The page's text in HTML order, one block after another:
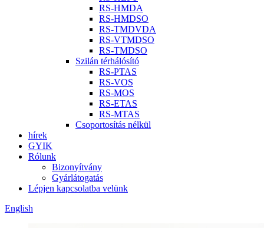
RS-HMDA
RS-HMDSO
RS-TMDVDA
RS-VTMDSO
RS-TMDSO
Szilán térhálósító
RS-PTAS
RS-VOS
RS-MOS
RS-ETAS
RS-MTAS
Csoportosítás nélkül
hírek
GYIK
Rólunk
Bizonyítvány
Gyárlátogatás
Lépjen kapcsolatba velünk
English